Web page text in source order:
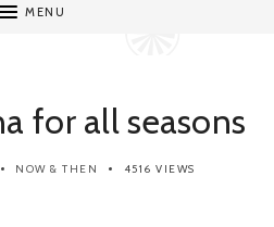
MENU
for all seasons
NOW & THEN 4516 VIEWS